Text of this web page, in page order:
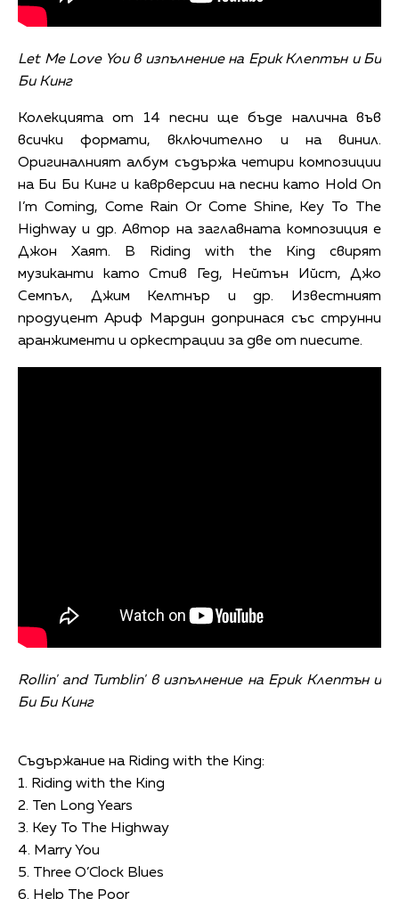
Let Me Love You в изпълнение на Ерик Клептън и Би
Би Кинг
Колекцията от 14 песни ще бъде налична във
всички формати, включително и на винил.
Оригиналният албум съдържа четири композиции
на Би Би Кинг и каврверсии на песни като Hold On
I’m Coming, Come Rain Or Come Shine, Key To The
Highway и др. Автор на заглавната композиция е
Джон Хаят. В Riding with the King свирят
музиканти като Стив Гед, Нейтън Ийст, Джо
Семпъл, Джим Келтнър и др. Известният
продуцент Ариф Мардин допринася със струнни
аранжименти и оркестрации за две от пиесите.
Rollin' and Tumblin' в изпълнение на Ерик Клептън и
Би Би Кинг
Съдържание на Riding with the King:
1. Riding with the King
2. Ten Long Years
3. Key To The Highway
4. Marry You
5. Three O’Clock Blues
6. Help The Poor